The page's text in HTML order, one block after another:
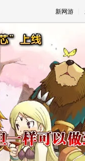
新网游